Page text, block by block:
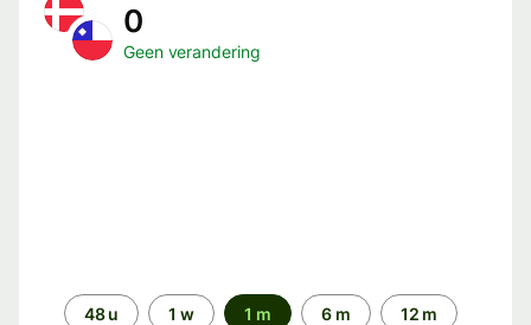
0
Geen verandering
Periode48 u 1 w 1 m 6 m 12 m